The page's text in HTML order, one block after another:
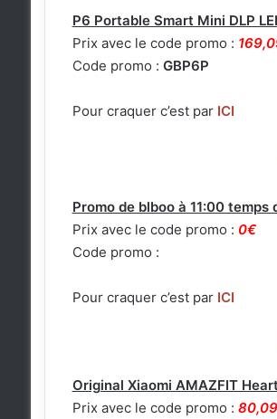
P6 Portable Smart Mini DLP
Prix avec le code promo :
Code promo : GBP6P
Pour craquer c’est par ICI
Promo de blboo à 11:00
Prix avec le code promo : 0€
Code promo :
Pour craquer c’est par ICI
Original Xiaomi AMAZFIT
Prix avec le code promo :